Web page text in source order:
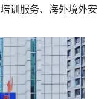
训服务、海外境外安